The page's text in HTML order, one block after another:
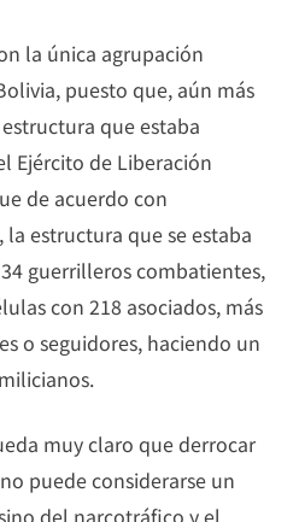
la única agrupación
puesto que, aún más
que estaba
Ejército de Liberación
de acuerdo con
la estructura que se estaba
guerrilleros combatientes,
con 218 asociados, más
o seguidores, haciendo un
muy claro que derrocar
puede considerarse un
del narcotráfico y el